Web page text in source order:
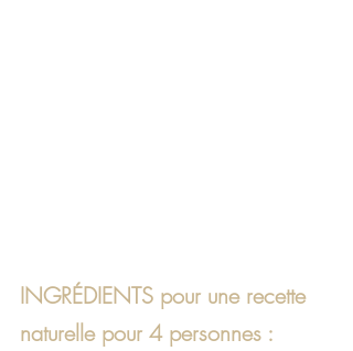
INGRÉDIENTS pour une recette
naturelle pour 4 personnes :